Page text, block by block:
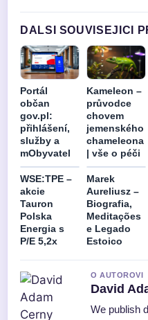
DALSI SOUVISEJICI
Portál
občan
gov.pl:
přihlášení,
služby a
mObyvatel
Kameleon –
průvodce
chovem
jemenského
chameleona
| vše o péči
WSE:TPE –
akcie
Tauron
Polska
Energia s
P/E 5,2x
Marek
Aureliusz –
Biografia,
Meditações
e Legado
Estoico
O AUTOROVI
David
We publish